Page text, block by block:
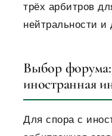
трёх арбитров
нейтральности
Выбор
иностранная
Для спора с